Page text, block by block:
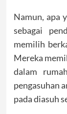
Namun, apa
sebagai
memilih
Mereka
dalam
pengasuhan
pada diasuh